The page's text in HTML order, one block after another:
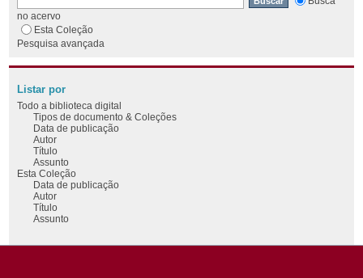
no acervo
Esta Coleção
Pesquisa avançada
Listar por
Todo a biblioteca digital
Tipos de documento & Coleções
Data de publicação
Autor
Título
Assunto
Esta Coleção
Data de publicação
Autor
Título
Assunto